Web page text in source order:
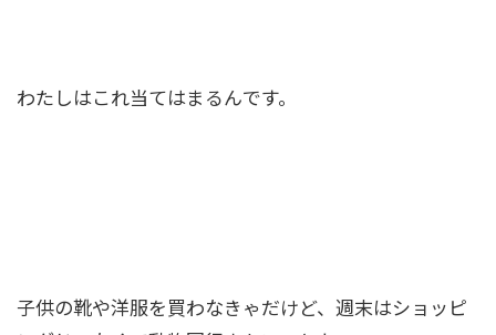
わたしはこれ当てはまるんです。
子供の靴や洋服を買わなきゃだけど、週末はショッピ